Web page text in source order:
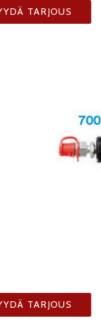
TARJOUS
TARJOUS